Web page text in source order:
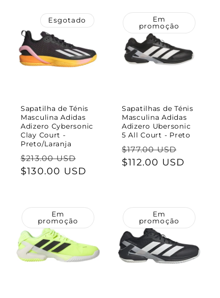
Esgotado
Sapatilha de Ténis
Masculina Adidas
Adizero Cybersonic
Clay Court -
Preto/Laranja
Preço
normal
$213.00 USD
de
$130.00 USD
Em
promoção
Sapatilhas de Ténis
Masculina Adidas
Adizero Ubersonic
5 All Court - Preto
Preço
normal
$177.00 USD
de
$112.00 USD
Em
promoção
Em
promoção